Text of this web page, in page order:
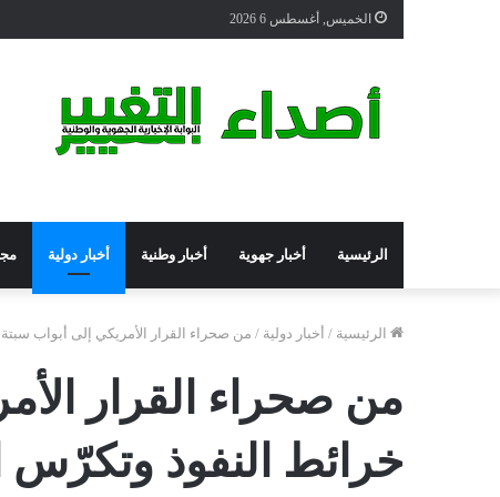
الخميس, أغسطس 6 2026
الرئيسية أخبار جهوية أخبار وطنية أخبار دولية
الرئيسية / أخبار دولية / من صحراء القرار الأمريكي إلى أبواب
من صحراء القرار
خرائط النفوذ وتكرّس